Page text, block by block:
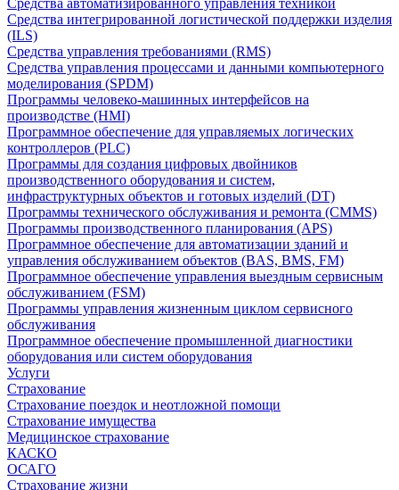
Средства автоматизированного управления техникой
Средства интегрированной логистической поддержки изделия
(ILS)
Средства управления требованиями (RMS)
Средства управления процессами и данными компьютерного
моделирования (SPDM)
Программы человеко-машинных интерфейсов на
производстве (HMI)
Программное обеспечение для управляемых логических
контроллеров (PLC)
Программы для создания цифровых двойников
производственного оборудования и систем,
инфраструктурных объектов и готовых изделий (DT)
Программы технического обслуживания и ремонта (CMMS)
Программы производственного планирования (APS)
Программное обеспечение для автоматизации зданий и
управления обслуживанием объектов (BAS, BMS, FM)
Программное обеспечение управления выездным сервисным
обслуживанием (FSM)
Программы управления жизненным циклом сервисного
обслуживания
Программное обеспечение промышленной диагностики
оборудования или систем оборудования
Услуги
Страхование
Страхование поездок и неотложной помощи
Страхование имущества
Медицинское страхование
КАСКО
ОСАГО
Страхование жизни